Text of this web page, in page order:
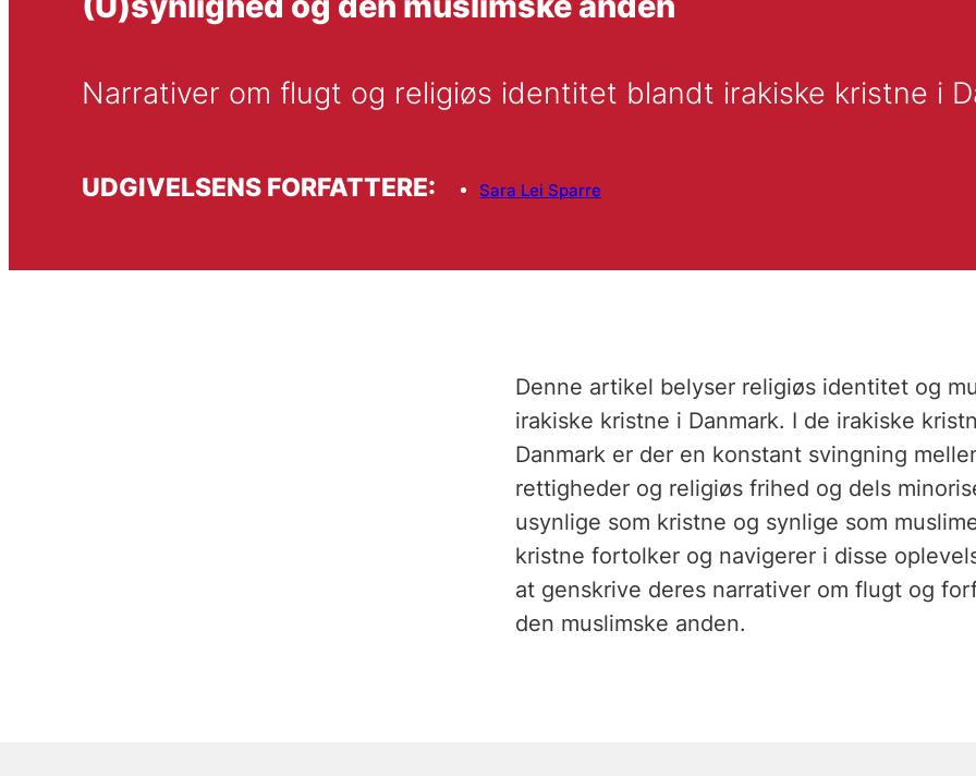
Narrativer om flugt og religiøs identitet blandt irakiske kristne i
UDGIVELSENS FORFATTERE: Sara Lei Sparre
Denne artikel belyser religiøs identitet og
irakiske kristne i Danmark. I de irakiske
Danmark er der en konstant svingning
rettigheder og religiøs frihed og dels
usynlige som kristne og synlige som
kristne fortolker og navigerer i disse
at genskrive deres narrativer om flugt og
den muslimske anden.